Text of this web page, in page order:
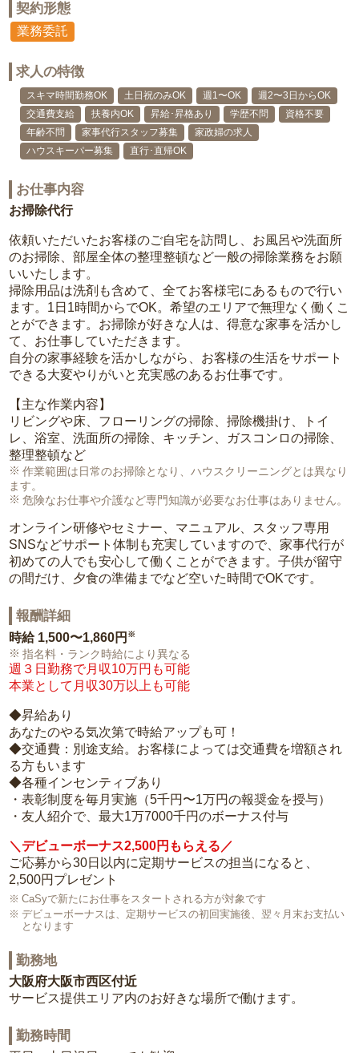
契約形態
業務委託
求人の特徴
スキマ時間勤務OK 土日祝のみOK 週1〜OK
週2〜3日からOK
交通費支給
扶養内OK 昇給･昇格あり 学歴不問
資格不要
年齢不問
家事代行スタッフ募集
家政婦の求人
ハウスキーパー募集
直行･直帰OK
お仕事内容
お掃除代行
依頼いただいたお客様のご自宅を訪問し、お風呂や洗面所
のお掃除、部屋全体の整理整頓など一般の掃除業務をお願
いいたします。
掃除用品は洗剤も含めて、全てお客様宅にあるもので行い
ます。1日1時間からでOK。希望のエリアで無理なく働くこ
とができます。お掃除が好きな人は、得意な家事を活かし
て、お仕事していただきます。
自分の家事経験を活かしながら、お客様の生活をサポート
できる大変やりがいと充実感のあるお仕事です。
【主な作業内容】
リビングや床、フローリングの掃除、掃除機掛け、トイ
レ、浴室、洗面所の掃除、キッチン、ガスコンロの掃除、
整理整頓など
作業範囲は日常のお掃除となり、ハウスクリーニングとは異なり
ます。
危険なお仕事や介護など専門知識が必要なお仕事はありません。
オンライン研修やセミナー、マニュアル、スタッフ専用
SNSなどサポート体制も充実していますので、家事代行が
初めての人でも安心して働くことができます。子供が留守
の間だけ、夕食の準備までなど空いた時間でOKです。
報酬詳細
時給 1,500〜1,860円 ※
指名料・ランク時給により異なる
週３日勤務で月収10万円も可能
本業として月収30万以上も可能
◆昇給あり
あなたのやる気次第で時給アップも可！
◆交通費：別途支給。お客様によっては交通費を増額され
る方もいます
◆各種インセンティブあり
・表彰制度を毎月実施（5千円〜1万円の報奨金を授与）
・友人紹介で、最大1万7000千円のボーナス付与
＼デビューボーナス2,500円もらえる／
ご応募から30日以内に定期サービスの担当になると、
2,500円プレゼント
CaSyで新たにお仕事をスタートされる方が対象です
デビューボーナスは、定期サービスの初回実施後、翌々月末お支払い
となります
勤務地
大阪府大阪市西区付近
サービス提供エリア内のお好きな場所で働けます。
勤務時間